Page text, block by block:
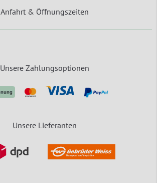
Anfahrt & Öffnungszeiten
Unsere Zahlungsoptionen
Unsere Lieferanten